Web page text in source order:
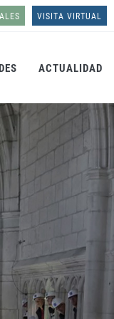
VISITA VIRTUAL
ACTUALIDAD